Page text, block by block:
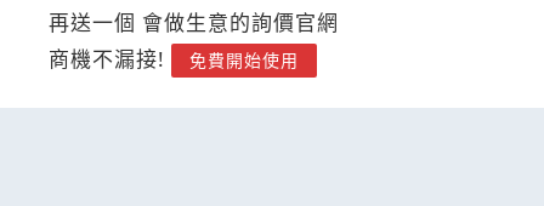
再送一個 會做生意的詢價官網
商機不漏接!
免費開始使用